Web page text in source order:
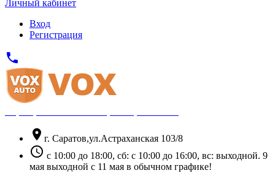
Личный кабинет
Вход
Регистрация
phone
location_on г. Саратов,ул.Астраханская 103/8
schedule с 10:00 до 18:00, сб: с 10:00 до 16:00, вс: выходной. 9
мая выходной с 11 мая в обычном графике!